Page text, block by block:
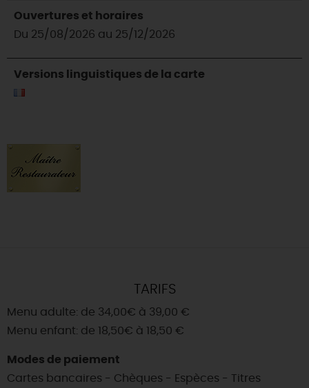
Ouvertures et horaires
Du 25/08/2026 au 25/12/2026
Versions linguistiques de la carte
TARIFS
Menu adulte: de 34,00€ à 39,00 €
Menu enfant: de 18,50€ à 18,50 €
Modes de paiement
Cartes bancaires - Chèques - Espèces - Titres